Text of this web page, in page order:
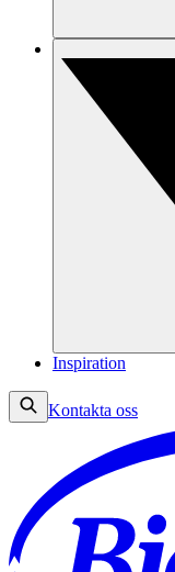
Inspiration
Kontakta oss